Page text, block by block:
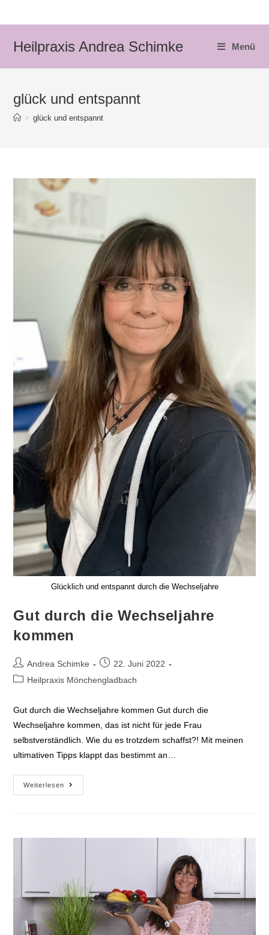
Heilpraxis Andrea Schimke Menü
glück und entspannt
> glück und entspannt
Glücklich und entspannt durch die Wechseljahre
Gut durch die Wechseljahre
kommen
Beitrags-
Autor:
Andrea Schimke
Beitrag
veröffentlicht:
22. Juni 2022
Beitrags-
Heilpraxis Mönchengladbach
Gut durch die Wechseljahre kommen Gut durch die
Wechseljahre kommen, das ist nicht für jede Frau
selbstverständlich. Wie du es trotzdem schaffst?! Mit meinen
ultimativen Tipps klappt das bestimmt an…
Weiterlesen
durch